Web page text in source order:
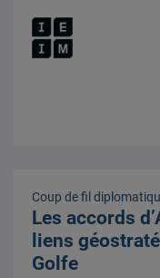
Coup de fil
Les accords
liens
Golfe